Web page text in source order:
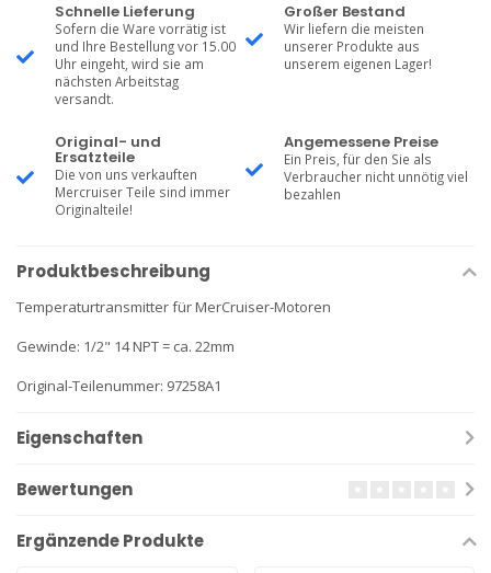
Schnelle Lieferung
Sofern die Ware vorrätig ist
und Ihre Bestellung vor 15.00
Uhr eingeht, wird sie am
nächsten Arbeitstag
versandt.
Großer Bestand
Wir liefern die meisten
unserer Produkte aus
unserem eigenen Lager!
Original- und
Ersatzteile
Die von uns verkauften
Mercruiser Teile sind immer
Originalteile!
Angemessene Preise
Ein Preis, für den Sie als
Verbraucher nicht unnötig viel
bezahlen
Produktbeschreibung
Temperaturtransmitter für MerCruiser-Motoren
Gewinde: 1/2" 14 NPT = ca. 22mm
Original-Teilenummer: 97258A1
Eigenschaften
Bewertungen
Ergänzende Produkte